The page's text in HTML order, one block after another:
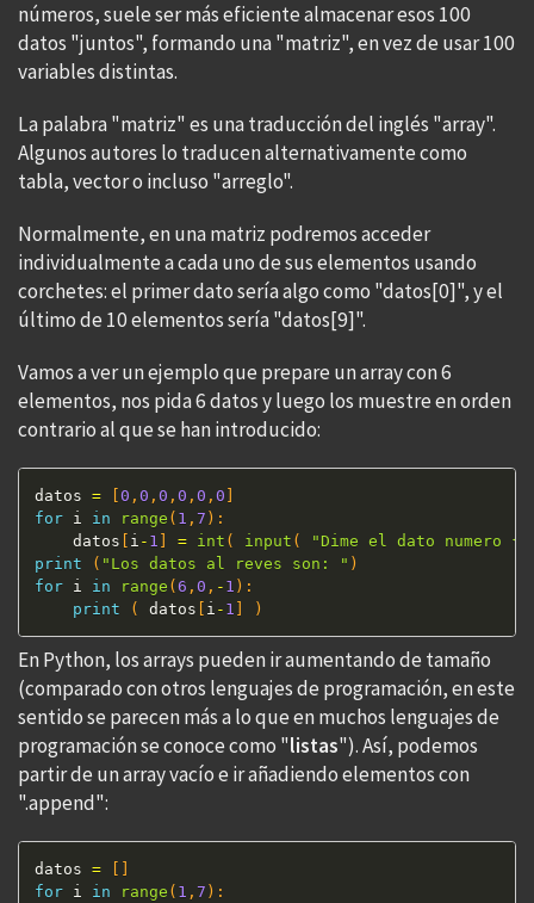
números, suele ser más eficiente almacenar esos 100
datos "juntos", formando una "matriz", en vez de usar 100
variables distintas.
La palabra "matriz" es una traducción del inglés "array".
Algunos autores lo traducen alternativamente como
tabla, vector o incluso "arreglo".
Normalmente, en una matriz podremos acceder
individualmente a cada uno de sus elementos usando
corchetes: el primer dato sería algo como "datos[0]", y el
último de 10 elementos sería "datos[9]".
Vamos a ver un ejemplo que prepare un array con 6
elementos, nos pida 6 datos y luego los muestre en orden
contrario al que se han introducido:
datos = 0 , 0 , 0 , 0 , 0 , 0
for i in range ( 1 , 7 ) :
    datos
i - 1 = int ( input (
"Dime el dato numero
print
( "Los datos al reves son: " )
for i in range ( 6 , 0 , - 1 ) :
print
( datos i - 1 )
En Python, los arrays pueden ir aumentando de tamaño
(comparado con otros lenguajes de programación, en este
sentido se parecen más a lo que en muchos lenguajes de
programación se conoce como "listas"). Así, podemos
partir de un array vacío e ir añadiendo elementos con
".append":
datos = [ ]
for i in range ( 1 , 7 ) :